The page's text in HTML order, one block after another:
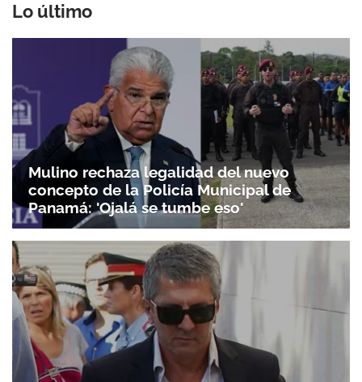
Lo último
Mulino rechaza legalidad del nuevo
concepto de la Policía Municipal de
Panamá: 'Ojalá se tumbe eso'